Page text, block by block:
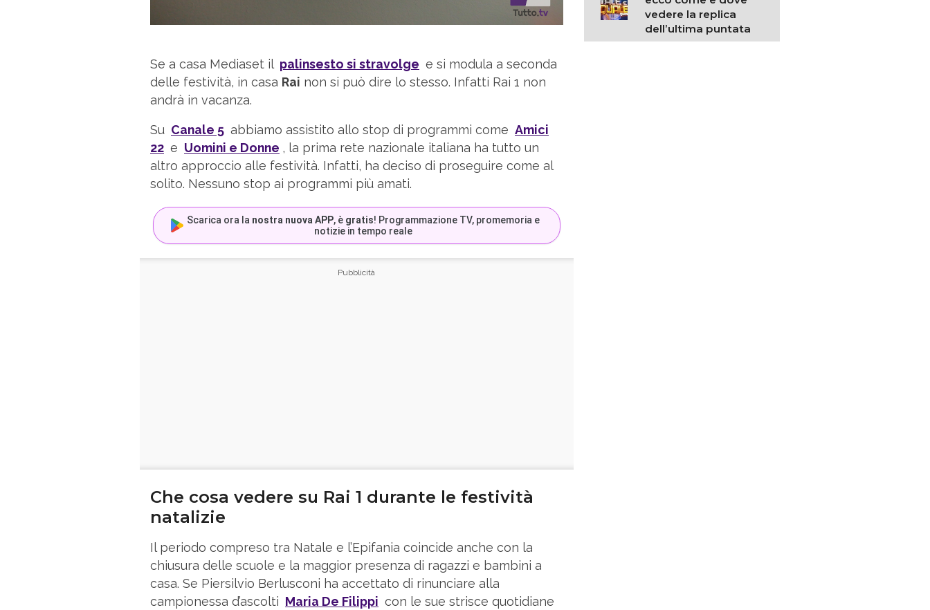
Se a casa Mediaset il palinsesto si stravolge e si modula a seconda
delle festività, in casa Rai non si può dire lo stesso. Infatti Rai 1 non
andrà in vacanza.
Su Canale 5 abbiamo assistito allo stop di programmi come Amici
22 e Uomini e Donne , la prima rete nazionale italiana ha tutto un
altro approccio alle festività. Infatti, ha deciso di proseguire come al
solito. Nessuno stop ai programmi più amati.
Scarica ora la nostra nuova APP, è gratis! Programmazione TV, promemoria e
notizie in tempo reale
Che cosa vedere su Rai 1 durante le festività
natalizie
Il periodo compreso tra Natale e l’Epifania coincide anche con la
chiusura delle scuole e la maggior presenza di ragazzi e bambini a
casa. Se Piersilvio Berlusconi ha accettato di rinunciare alla
campionessa d’ascolti Maria De Filippi con le sue strisce quotidiane
vedere la replica
dell’ultima puntata